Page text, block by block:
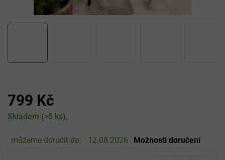
799 Kč
Měrná
Skladem (>5 ks)
můžeme doručit do: 12.08.2026 Možnosti doručení